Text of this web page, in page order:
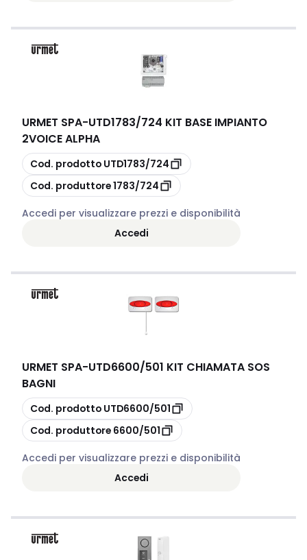
URMET SPA-UTD1783/724 KIT BASE IMPIANTO
2VOICE ALPHA
copia
Cod. prodotto UTD1783/724
copia
Cod. produttore1783/724
Accedi per visualizzare prezzi e disponibilità
Accedi
URMET SPA-UTD6600/501 KIT CHIAMATA SOS
BAGNI
copia
Cod. prodotto UTD6600/501
copia
Cod. produttore 6600/501
Accedi per visualizzare prezzi e disponibilità
Accedi